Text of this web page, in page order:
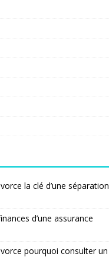
la clé d’une séparation
d’une assurance
pourquoi consulter un